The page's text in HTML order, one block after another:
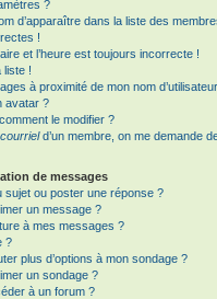
?
d’apparaître dans la liste des
!
et l’heure est toujours incorrecte !
liste !
à proximité de mon nom
avatar ?
le modifier ?
courrield’un membre, on me demande
de messages
sujet ou poster une réponse ?
un message ?
à mes messages ?
?
plus d’options à mon sondage ?
un sondage ?
à un forum ?